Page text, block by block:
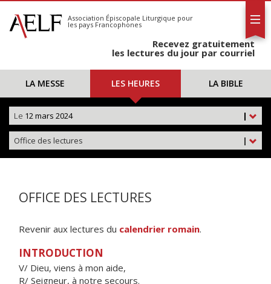
S'abonner
Calendrier
Association Épiscopale Liturgique pour
les pays Francophones
Recevez gratuitement
les lectures du jour par courriel
LA MESSE LES HEURES LA BIBLE
|
Le 12 mars 2024
|
Office des lectures
OFFICE DES LECTURES
Revenir aux lectures du calendrier romain.
INTRODUCTION
V/ Dieu, viens à mon aide,
R/ Seigneur, à notre secours.